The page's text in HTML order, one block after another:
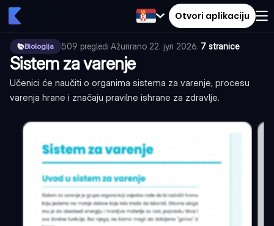
Otvori aplikaciju
Biologija 509 pregledi·Ažurirano 22. јул 2026.·7 stranice
Sistem za varenje
Učenici će naučiti o organima sistema za varenje, procesu
varenja hrane i značaju pravilne ishrane za zdravlje.